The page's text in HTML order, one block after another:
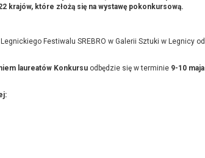
krajów, które złożą się na wystawę pokonkursową.
Festiwalu SREBRO w Galerii Sztuki w Legnicy od
laureatów Konkursu odbędzie się w terminie 9-10 maja